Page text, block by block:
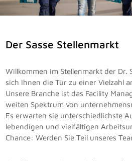
Der Sasse Stellenmarkt
Willkommen im Stellenmarkt der Dr.
sich Ihnen die Tür zu einer Vielzahl
Unsere Branche ist das Facility
weiten Spektrum von
Es erwarten sie unterschiedlichste
lebendigen und vielfältigen
Chance: Werden Sie Teil unseres